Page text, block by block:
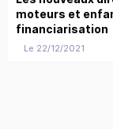
moteurs et
financiarisation
Le 22/12/2021